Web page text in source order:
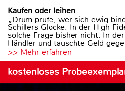
Kaufen oder leihen
„Drum prüfe, wer sich ewig
Schillers Glocke. In der High
solche Frage bisher nicht. In
Händler und tauschte Geld
>> Mehr erfahren
kostenloses